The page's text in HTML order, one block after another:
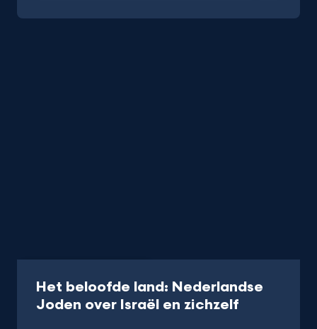
Het beloofde land: Nederlandse
Joden over Israël en zichzelf-